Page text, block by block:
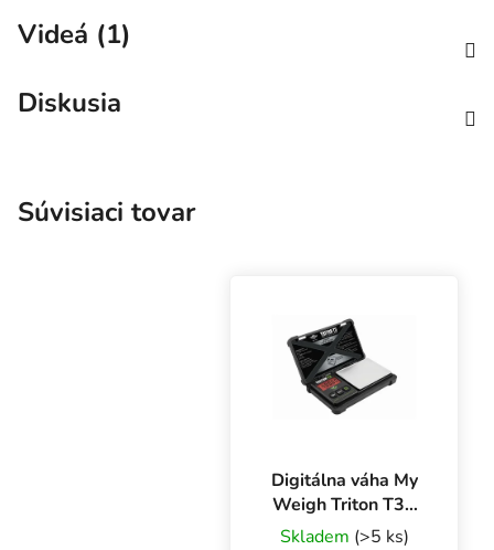
Videá (1)
Diskusia
Súvisiaci tovar
Digitálna váha My
Weigh Triton T3 -
400 g x 0.01 g
Skladem (>5 ks)